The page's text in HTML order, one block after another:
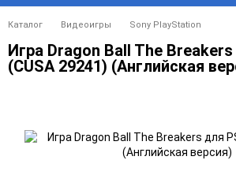
Каталог Видеоигры Sony PlayStation
Игра Dragon Ball The
(CUSA 29241) (Английская